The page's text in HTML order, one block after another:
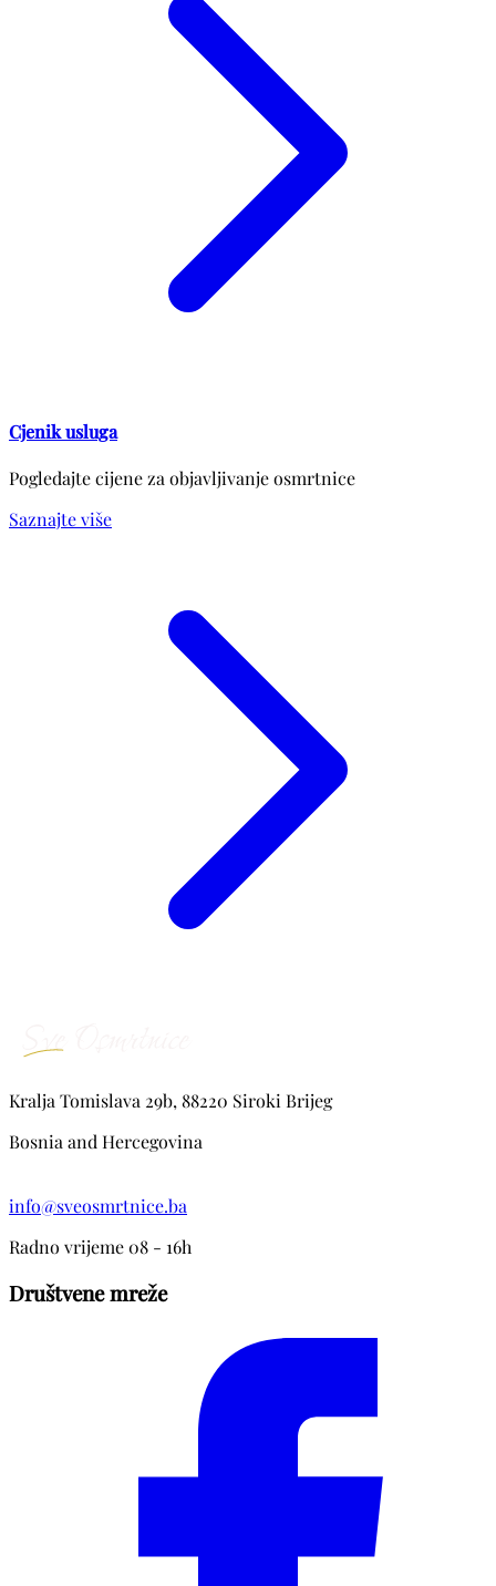
Cjenik usluga
Pogledajte cijene za objavljivanje osmrtnice
Saznajte više
Kralja Tomislava 29b, 88220 Siroki Brijeg
Bosnia and Hercegovina
info@sveosmrtnice.ba
Radno vrijeme 08 - 16h
Društvene mreže